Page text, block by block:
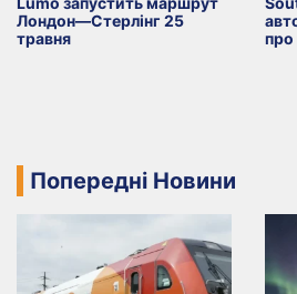
Лондон—Стерлінг 25
травня
про
Попередні Новини